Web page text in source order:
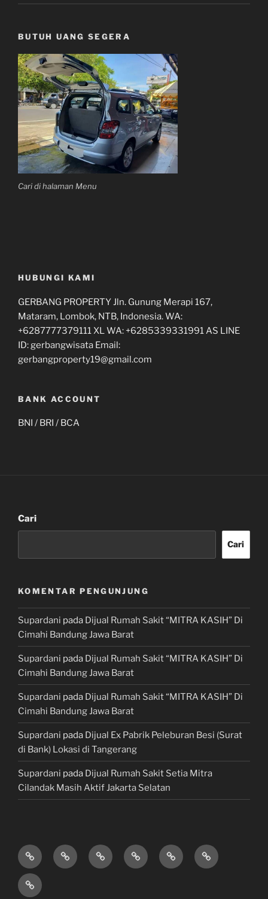
BUTUH UANG SEGERA
Cari di halaman Menu
HUBUNGI KAMI
GERBANG PROPERTY Jln. Gunung Merapi 167,
Mataram, Lombok, NTB, Indonesia. WA:
+6287777379111 XL WA: +6285339331991 AS LINE
ID: gerbangwisata Email:
gerbangproperty19@gmail.com
BANK ACCOUNT
BNI / BRI / BCA
Cari
Cari
KOMENTAR PENGUNJUNG
Supardani pada Dijual Rumah Sakit “MITRA KASIH” Di
Cimahi Bandung Jawa Barat
Supardani pada Dijual Rumah Sakit “MITRA KASIH” Di
Cimahi Bandung Jawa Barat
Supardani pada Dijual Rumah Sakit “MITRA KASIH” Di
Cimahi Bandung Jawa Barat
Supardani pada Dijual Ex Pabrik Peleburan Besi (Surat
di Bank) Lokasi di Tangerang
Supardani pada Dijual Rumah Sakit Setia Mitra
Cilandak Masih Aktif Jakarta Selatan
TANAH
DIJUAL
RUMAH
DIJUAL
HOTEL
&
LAHAN
/
KONSULTAN
PROPERTY
JUAL,
BELI
JASA
KONSTRUKSI